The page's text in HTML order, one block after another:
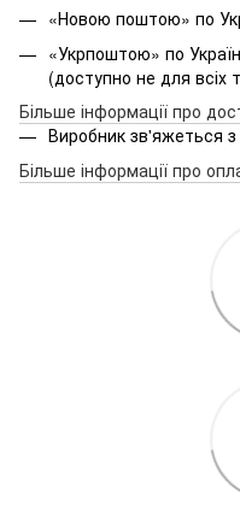
«Новою поштою» по
«Укрпоштою» по
(доступно не для всіх
Більше інформації про
Виробник зв'яжеться
Більше інформації про